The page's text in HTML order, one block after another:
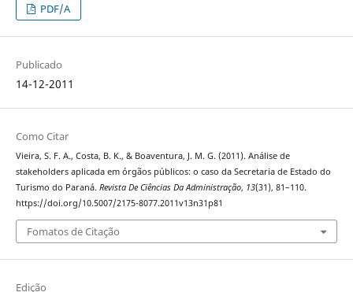
PDF/A
Publicado
14-12-2011
Como Citar
Vieira, S. F. A., Costa, B. K., & Boaventura, J. M. G. (2011). Análise de
stakeholders aplicada em órgãos públicos: o caso da Secretaria de Estado do
Turismo do Paraná. Revista De Ciências Da Administração, 13(31), 81–110.
https://doi.org/10.5007/2175-8077.2011v13n31p81
Fomatos de Citação
Edição